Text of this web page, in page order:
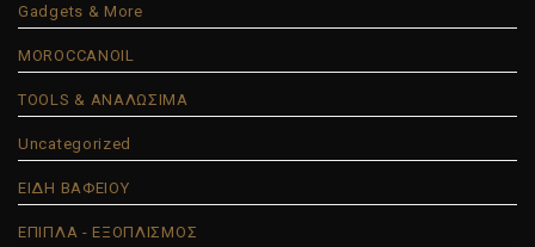
KIEPE PROFESSIONAL
LAVISH
MAXCOM
MENTOR
MORFOSE OSSION
MOROCCANOIL
Gadgets & More
MOROCCANOIL
TOOLS & ΑΝΑΛΩΣΙΜΑ
Uncategorized
ΕΙΔΗ ΒΑΦΕΙΟΥ
ΕΠΙΠΛΑ - ΕΞΟΠΛΙΣΜΟΣ